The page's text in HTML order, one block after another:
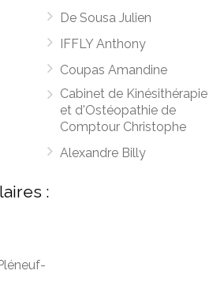
De Sousa Julien
IFFLY Anthony
Coupas Amandine
Cabinet de Kinésithérapie
et d'Ostéopathie de
Comptour Christophe
Alexandre Billy
: